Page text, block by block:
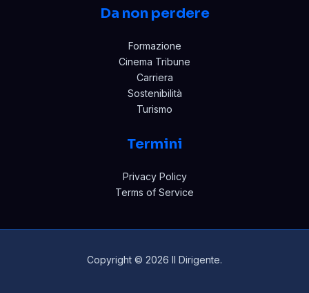
Da non perdere
Formazione
Cinema Tribune
Carriera
Sostenibilità
Turismo
Termini
Privacy Policy
Terms of Service
Copyright © 2026 Il Dirigente.